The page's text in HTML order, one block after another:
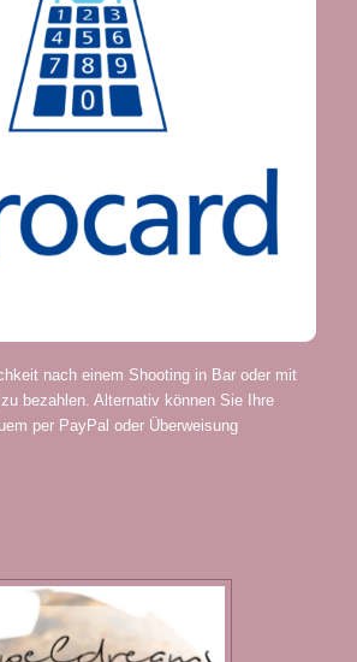
nach einem Shooting in Bar oder mit
bezahlen. Alternativ können Sie Ihre
per PayPal oder Überweisung